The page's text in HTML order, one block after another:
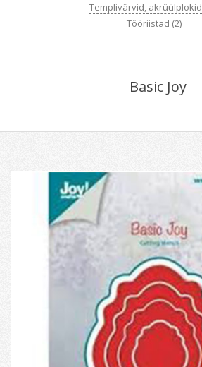
Templivärvid, akrüülplokid
Tööriistad (2)
Basic Joy